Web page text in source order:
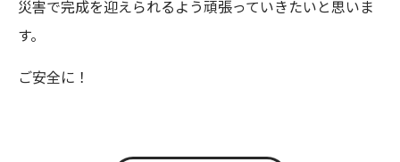
災害で完成を迎えられるよう頑張っていきたいと思いま
す。
ご安全に！